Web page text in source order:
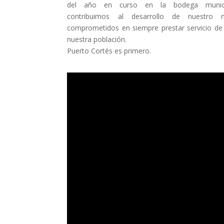
del año en curso en la bodega
contribuimos al desarrollo de nuestro
comprometidos en siempre prestar servicio de
nuestra población.
Puerto Cortés es primero.